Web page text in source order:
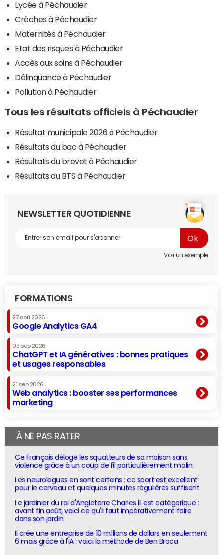
Lycée à Péchaudier
Crèches à Péchaudier
Maternités à Péchaudier
Etat des risques à Péchaudier
Accès aux soins à Péchaudier
Délinquance à Péchaudier
Pollution à Péchaudier
Tous les résultats officiels à Péchaudier
Résultat municipale 2026 à Péchaudier
Résultats du bac à Péchaudier
Résultats du brevet à Péchaudier
Résultats du BTS à Péchaudier
NEWSLETTER QUOTIDIENNE
Voir un exemple
FORMATIONS
27 aoû 2026
Google Analytics GA4
03 sep 2026
ChatGPT et IA génératives : bonnes pratiques
et usages responsables
21 sep 2026
Web analytics : booster ses performances
marketing
À NE PAS RATER
Ce Français déloge les squatteurs de sa maison sans
violence grâce à un coup de fil particulièrement malin
Les neurologues en sont certains : ce sport est excellent
pour le cerveau et quelques minutes régulières suffisent
Le jardinier du roi d'Angleterre Charles III est catégorique :
avant fin août, voici ce qu'il faut impérativement faire
dans son jardin
Il crée une entreprise de 10 millions de dollars en seulement
6 mois grâce à l'IA : voici la méthode de Ben Broca